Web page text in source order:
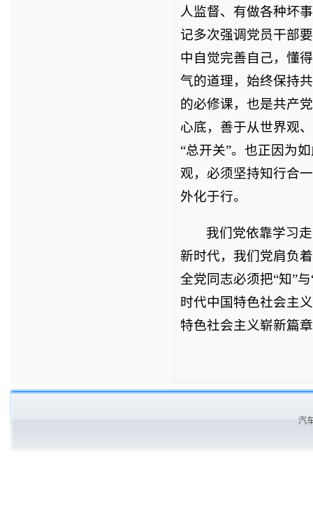
人监督、有做各种坏
记多次强调党员干部
中自觉完善自己，懂
气的道理，始终保持
的必修课，也是共产
心底，善于从世界观
“总开关”。也正因为
观，必须坚持知行合
外化于行。
我们党依靠学习
新时代，我们党肩负
全党同志必须把“知”
时代中国特色社会主
特色社会主义崭新篇
汽